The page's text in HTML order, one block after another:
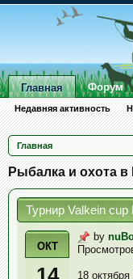
Главная
Рыбалка и охота в
Турнир Valkein
ОКТ
by
18 октября
Главная
Недавняя активность
Форум